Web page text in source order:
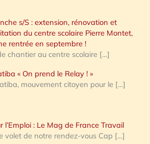
s/S : extension, rénovation et
du centre scolaire Pierre Montet,
rentrée en septembre !
chantier au centre scolaire […]
« On prend le Relay ! »
mouvement citoyen pour le […]
l’Emploi : Le Mag de France Travail
volet de notre rendez-vous Cap […]